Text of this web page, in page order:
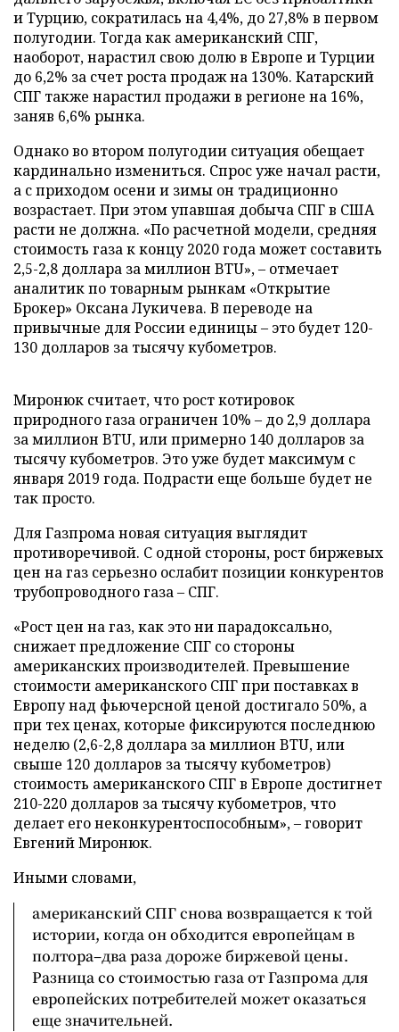
и Турцию, сократилась на 4,4%, до 27,8% в первом
полугодии. Тогда как американский СПГ,
наоборот, нарастил свою долю в Европе и Турции
до 6,2% за счет роста продаж на 130%. Катарский
СПГ также нарастил продажи в регионе на 16%,
заняв 6,6% рынка.
Однако во втором полугодии ситуация обещает
кардинально измениться. Спрос уже начал расти,
а с приходом осени и зимы он традиционно
возрастает. При этом упавшая добыча СПГ в США
расти не должна. «По расчетной модели, средняя
стоимость газа к концу 2020 года может составить
2,5-2,8 доллара за миллион BTU», – отмечает
аналитик по товарным рынкам «Открытие
Брокер» Оксана Лукичева. В переводе на
привычные для России единицы – это будет 120-
130 долларов за тысячу кубометров.
Миронюк считает, что рост котировок
природного газа ограничен 10% – до 2,9 доллара
за миллион BTU, или примерно 140 долларов за
тысячу кубометров. Это уже будет максимум с
января 2019 года. Подрасти еще больше будет не
так просто.
Для Газпрома новая ситуация выглядит
противоречивой. С одной стороны, рост биржевых
цен на газ серьезно ослабит позиции конкурентов
трубопроводного газа – СПГ.
«Рост цен на газ, как это ни парадоксально,
снижает предложение СПГ со стороны
американских производителей. Превышение
стоимости американского СПГ при поставках в
Европу над фьючерсной ценой достигало 50%, а
при тех ценах, которые фиксируются последнюю
неделю (2,6-2,8 доллара за миллион BTU, или
свыше 120 долларов за тысячу кубометров)
стоимость американского СПГ в Европе достигнет
210-220 долларов за тысячу кубометров, что
делает его неконкурентоспособным», – говорит
Евгений Миронюк.
Иными словами,
американский СПГ снова возвращается к той
истории, когда он обходится европейцам в
полтора–два раза дороже биржевой цены.
Разница со стоимостью газа от Газпрома для
европейских потребителей может оказаться
еще значительней.